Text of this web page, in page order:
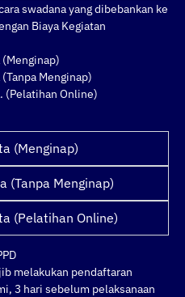
swadana yang dibebankan ke
Biaya Kegiatan
Menginap)
(Pelatihan Online)
(Menginap)
(Tanpa Menginap)
(Pelatihan Online)
melakukan pendaftaran
3 hari sebelum pelaksanaan